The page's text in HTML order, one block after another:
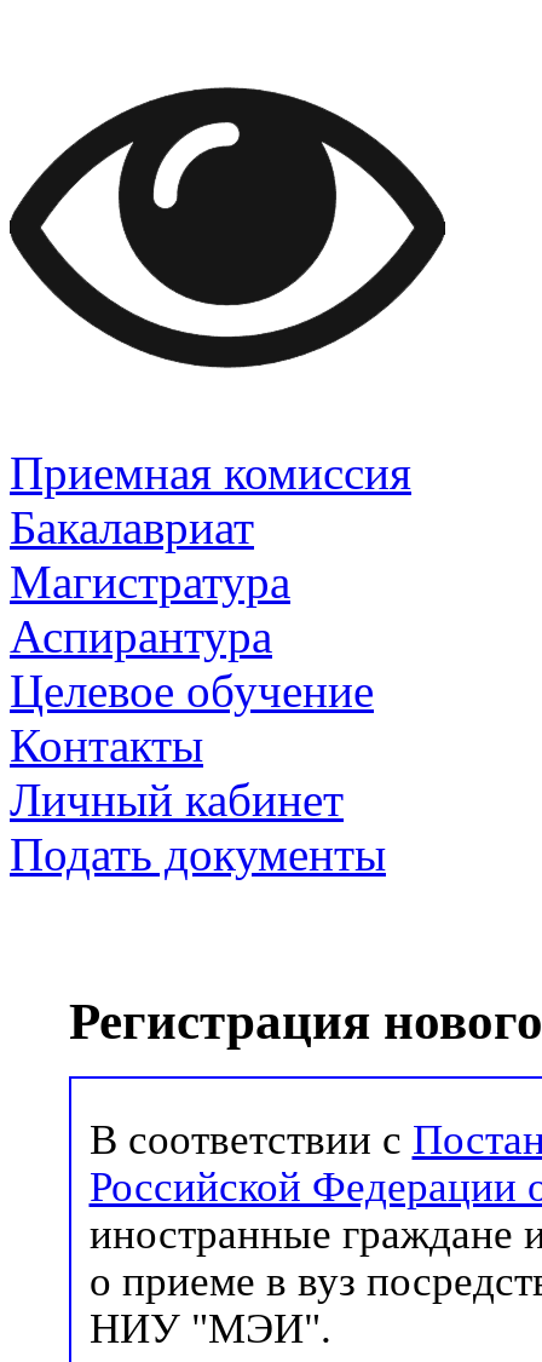
Приемная комиссия
Бакалавриат
Магистратура
Аспирантура
Целевое обучение
Контакты
Личный кабинет
Подать документы
Регистрация
В соответствии с
Российской
иностранные граждане
о приеме в вуз
НИУ "МЭИ".